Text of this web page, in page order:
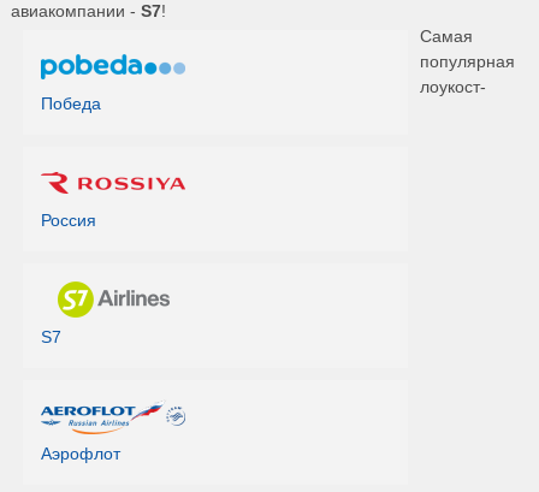
авиакомпании - S7!
Победа
Россия
S7
Аэрофлот
Самая
популярная
лоукост-